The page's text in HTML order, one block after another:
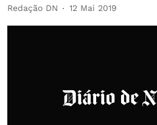
Redação DN 12 Mai 2019